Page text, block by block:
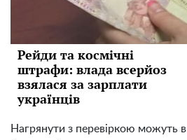
Рейди та космічні
штрафи: влада всерйоз
взялася за зарплати
українців
Нагрянути з перевіркою можуть в